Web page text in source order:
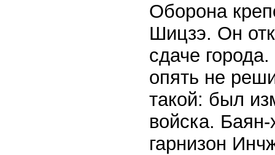
Оборона
Шицзэ. Он
сдаче
опять не
такой: был
войска.
гарнизон